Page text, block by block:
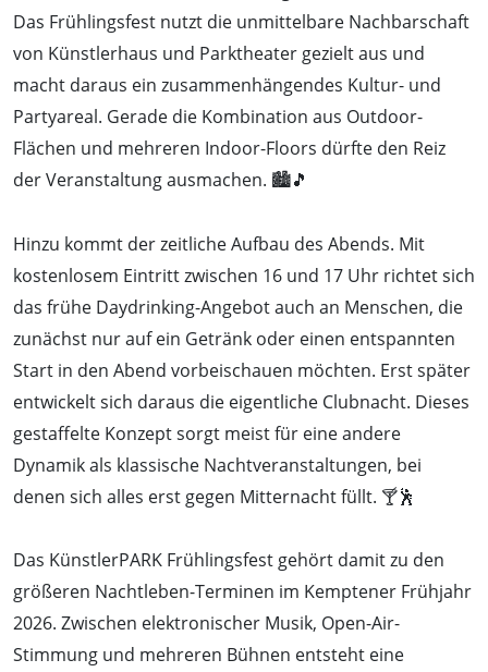
Das Frühlingsfest nutzt die unmittelbare Nachbarschaft
von Künstlerhaus und Parktheater gezielt aus und
macht daraus ein zusammenhängendes Kultur- und
Partyareal. Gerade die Kombination aus Outdoor-
Flächen und mehreren Indoor-Floors dürfte den Reiz
der Veranstaltung ausmachen. 🏙️🎵
Hinzu kommt der zeitliche Aufbau des Abends. Mit
kostenlosem Eintritt zwischen 16 und 17 Uhr richtet sich
das frühe Daydrinking-Angebot auch an Menschen, die
zunächst nur auf ein Getränk oder einen entspannten
Start in den Abend vorbeischauen möchten. Erst später
entwickelt sich daraus die eigentliche Clubnacht. Dieses
gestaffelte Konzept sorgt meist für eine andere
Dynamik als klassische Nachtveranstaltungen, bei
denen sich alles erst gegen Mitternacht füllt. 🍸🕺
Das KünstlerPARK Frühlingsfest gehört damit zu den
größeren Nachtleben-Terminen im Kemptener Frühjahr
2026. Zwischen elektronischer Musik, Open-Air-
Stimmung und mehreren Bühnen entsteht eine